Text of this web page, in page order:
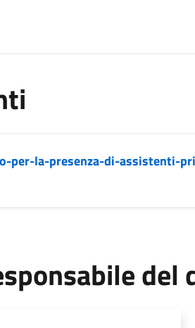
per-la-presenza-di-assistenti-
del